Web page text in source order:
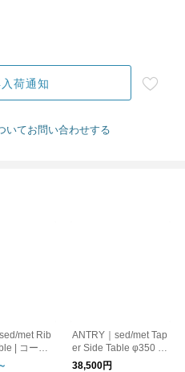
荷通知
いてお問い合わせする
met Rib
| コーヒ
ANTRY｜sed/met Tap
er Side Table φ350 |
サイドテーブル
38,500円